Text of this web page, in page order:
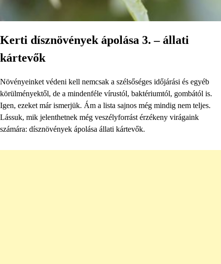
Kerti dísznövények ápolása 3. – állati
kártevők
Növényeinket védeni kell nemcsak a szélsőséges időjárási és egyéb
körülményektől, de a mindenféle vírustól, baktériumtól, gombától is.
Igen, ezeket már ismerjük. Ám a lista sajnos még mindig nem teljes.
Lássuk, mik jelenthetnek még veszélyforrást érzékeny virágaink
számára: dísznövények ápolása állati kártevők.